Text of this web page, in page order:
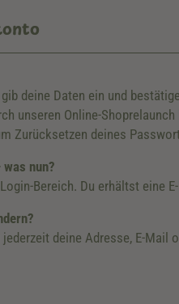
deine Daten ein und
unseren Online-
Zurücksetzen deines
nun?
Bereich. Du erhältst eine
deine Adresse, E-Mail